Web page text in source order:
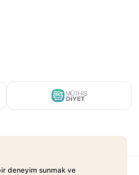
deneyim sunmak ve